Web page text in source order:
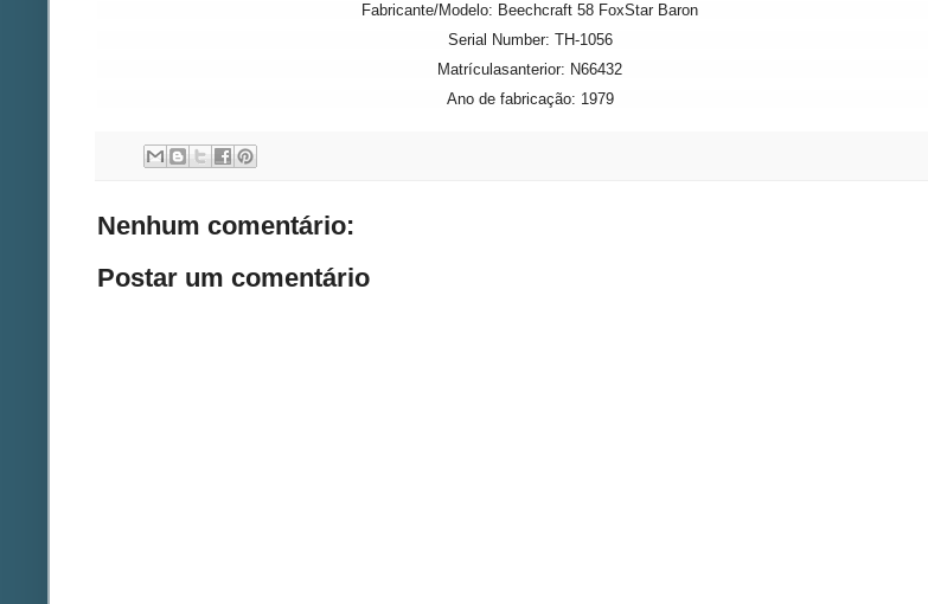
Fabricante/Modelo: Beechcraft 58 FoxStar Baron
Serial Number: TH-1056
Matrículasanterior: N66432
Ano de fabricação: 1979
Nenhum comentário:
Postar um comentário